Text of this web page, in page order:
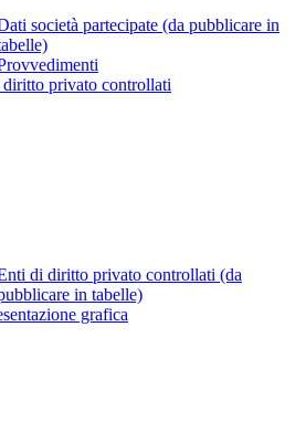
società partecipate (da pubblicare in
privato controllati
di diritto privato controllati (da
in tabelle)
grafica